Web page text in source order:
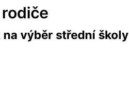
výběr střední školy